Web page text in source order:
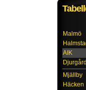
Malmö
AIK
Mjällby
Häcken